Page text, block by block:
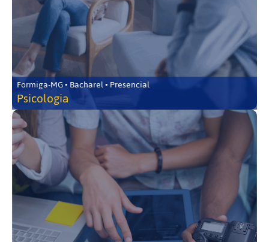
Formiga-MG • Bacharel • Presencial
Psicologia